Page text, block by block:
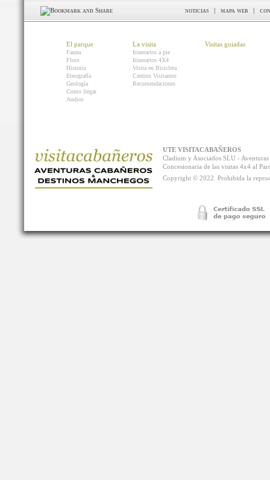
noticias | mapa web |
El parque
Fauna
Flora
Historia
Etnografía
Geología
Como llegar
Audios
La visita
Itinerarios a pie
Itinerarios 4X4
Visita en Bicicleta
Centros Visitantes
Recomendaciones
Visitas guiadas
UTE VISITACABAÑEROS
Cladium y Asociados SLU -
Concesionaria de las visitas 4x4 al
Copyright © 2022. Prohibida la